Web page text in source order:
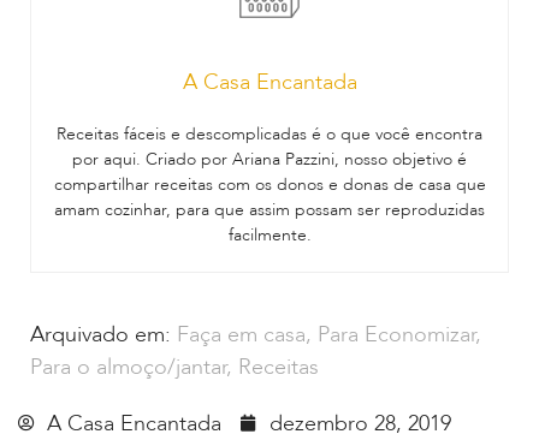
A Casa Encantada
Receitas fáceis e descomplicadas é o que você encontra
por aqui. Criado por Ariana Pazzini, nosso objetivo é
compartilhar receitas com os donos e donas de casa que
amam cozinhar, para que assim possam ser reproduzidas
facilmente.
Arquivado em: Faça em casa, Para Economizar,
Para o almoço/jantar, Receitas
A Casa Encantada
dezembro 28, 2019